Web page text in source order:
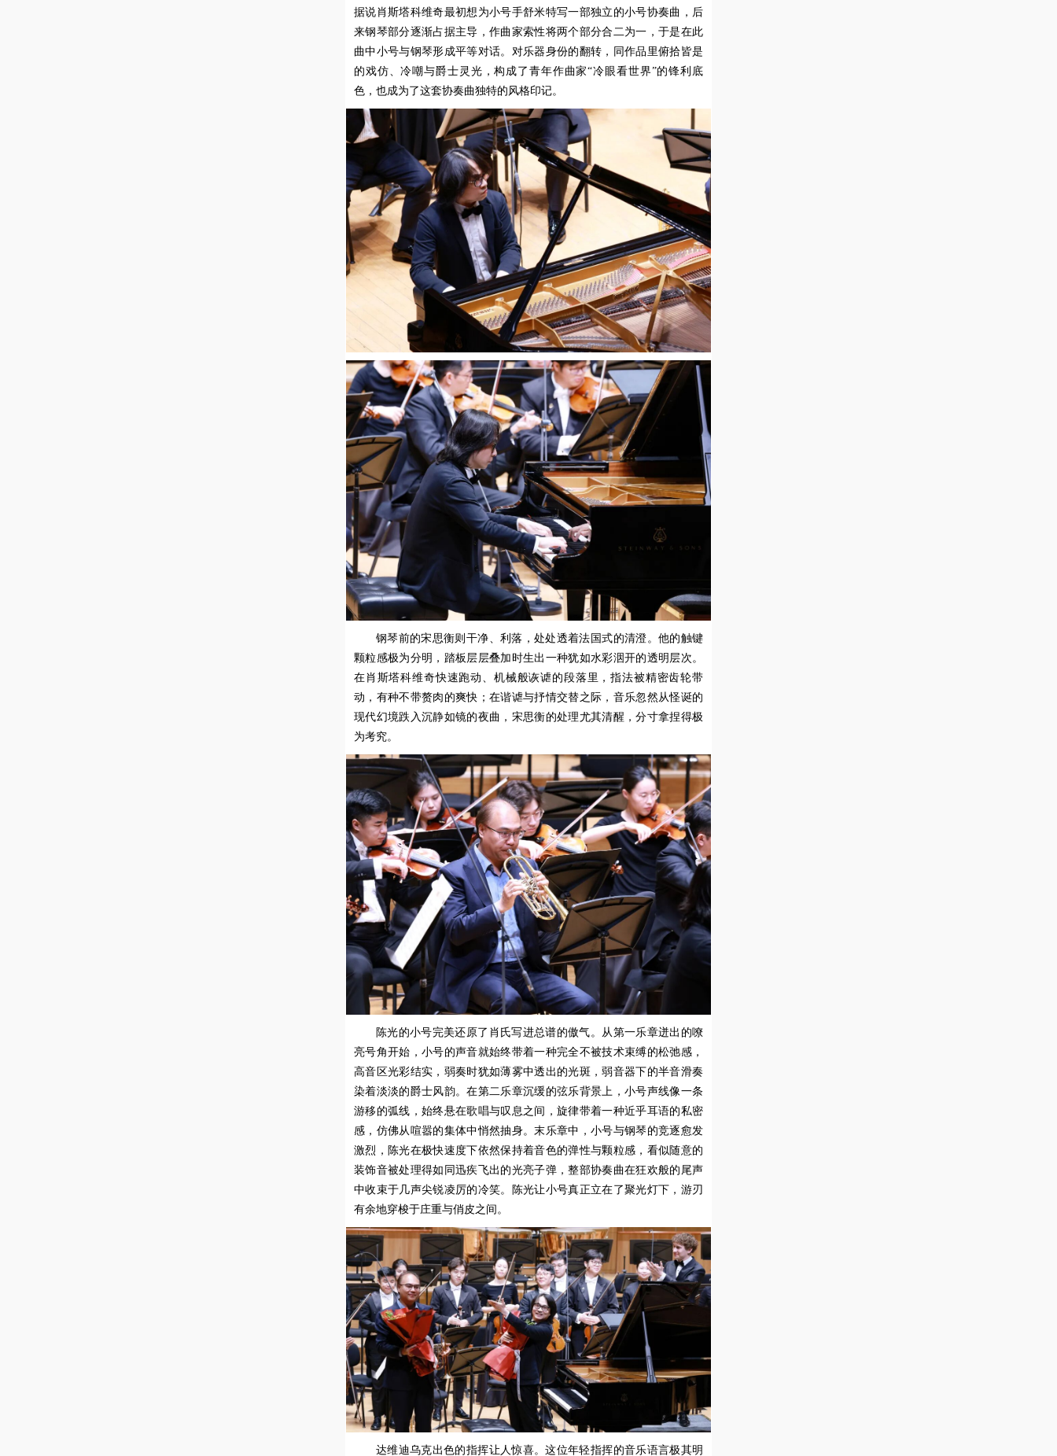
据说肖斯塔科维奇最初想为小号手舒米特写一部独立的小号协奏曲，后
来钢琴部分逐渐占据主导，作曲家索性将两个部分合二为一，于是在此
曲中小号与钢琴形成平等对话。对乐器身份的翻转，同作品里俯拾皆是
的戏仿、冷嘲与爵士灵光，构成了青年作曲家“冷眼看世界”的锋利底
色，也成为了这套协奏曲独特的风格印记。
钢琴前的宋思衡则干净、利落，处处透着法国式的清澄。他的触键
颗粒感极为分明，踏板层层叠加时生出一种犹如水彩洇开的透明层次。
在肖斯塔科维奇快速跑动、机械般诙谑的段落里，指法被精密齿轮带
动，有种不带赘肉的爽快；在谐谑与抒情交替之际，音乐忽然从怪诞的
现代幻境跌入沉静如镜的夜曲，宋思衡的处理尤其清醒，分寸拿捏得极
为考究。
陈光的小号完美还原了肖氏写进总谱的傲气。从第一乐章迸出的嘹
亮号角开始，小号的声音就始终带着一种完全不被技术束缚的松弛感，
高音区光彩结实，弱奏时犹如薄雾中透出的光斑，弱音器下的半音滑奏
染着淡淡的爵士风韵。在第二乐章沉缓的弦乐背景上，小号声线像一条
游移的弧线，始终悬在歌唱与叹息之间，旋律带着一种近乎耳语的私密
感，仿佛从喧嚣的集体中悄然抽身。末乐章中，小号与钢琴的竞逐愈发
激烈，陈光在极快速度下依然保持着音色的弹性与颗粒感，看似随意的
装饰音被处理得如同迅疾飞出的光亮子弹，整部协奏曲在狂欢般的尾声
中收束于几声尖锐凌厉的冷笑。陈光让小号真正立在了聚光灯下，游刃
有余地穿梭于庄重与俏皮之间。
达维迪乌克出色的指挥让人惊喜。这位年轻指挥的音乐语言极其明